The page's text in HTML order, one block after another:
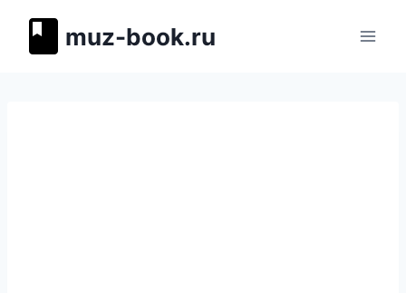
muz-book.ru